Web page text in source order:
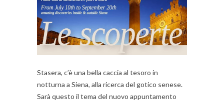
Stasera, c’è una bella caccia al tesoro in
notturna a Siena, alla ricerca del gotico senese.
Sarà questo il tema del nuovo appuntamento